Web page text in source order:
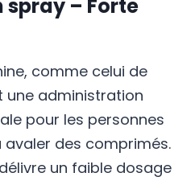
spray – Forte
comme celui de
une administration
pour les personnes
des comprimés.
un faible dosage